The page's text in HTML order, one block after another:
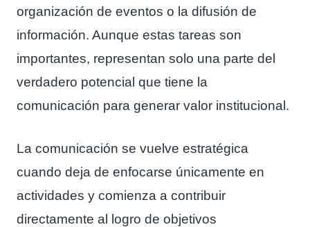
organización de eventos o la difusión de
información. Aunque estas tareas son
importantes, representan solo una parte del
verdadero potencial que tiene la
comunicación para generar valor institucional.
La comunicación se vuelve estratégica
cuando deja de enfocarse únicamente en
actividades y comienza a contribuir
directamente al logro de objetivos